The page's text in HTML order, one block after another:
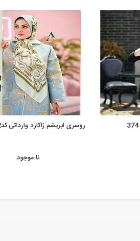
روسری ابریشم ژاکارد وارداتی کد442
نا موجود